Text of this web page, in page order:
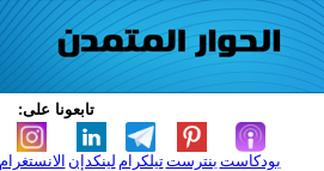
تابعونا على:
الانستغرام لينكدإن تيلكرامبنترست بودكاست